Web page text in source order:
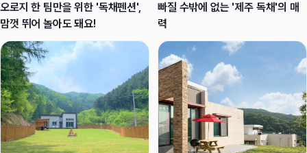
오로지 한 팀만을 위한 '독채펜션',
맘껏 뛰어 놀아도 돼요!
빠질 수밖에 없는 '제주 독채'의 매
력